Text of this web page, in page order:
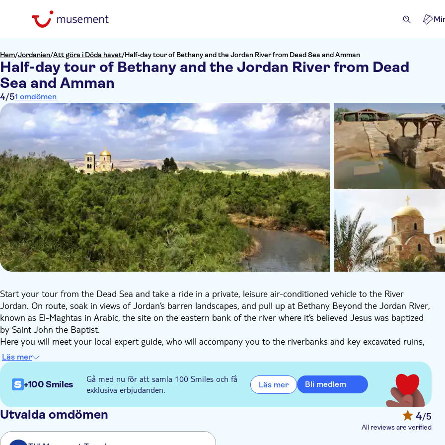
Hem/Jordanien/Att göra i Döda havet/Half-day tour of Bethany and the Jordan River from Dead Sea and Amman
Half-day tour of Bethany and the Jordan River from Dead
Sea and Amman
4/51 omdömen
Start your tour from the Dead Sea and take a ride in a private, leisure air-conditioned vehicle to the River
Jordan. On route, soak in views of Jordan’s barren landscapes, and pull up at Bethany Beyond the Jordan River,
known as El-Maghtas in Arabic, the site on the eastern bank of the river where it’s believed Jesus was baptized
by Saint John the Baptist.
Here you will meet your local expert guide, who will accompany you to the riverbanks and key excavated ruins,
learning how the site was sanctified as the place of Jesus’ baptism by the Vatican. Sense the powerful
atmosphere of spirituality, and see the remnants of Roman and Byzantine churches, caves, wells, and baptismal
pools. As you walk, listen as your guide explains why archaeologists believe that it was here that John the
Baptist lived, preached, and performed baptisms.
Hear more about this famous Christian pilgrimage spot and how it is held holy in all three major religions —
Christianity, Judaism, and Islam for being the believed site of the Prophet Elijah’s ascension to heaven.
Läs mer
+100 Smiles
Gå med nu för att samla 100 Smiles och få
exklusiva erbjudanden.
Läs mer Bli medlem
Utvalda omdömen 4/5
All reviews are verified